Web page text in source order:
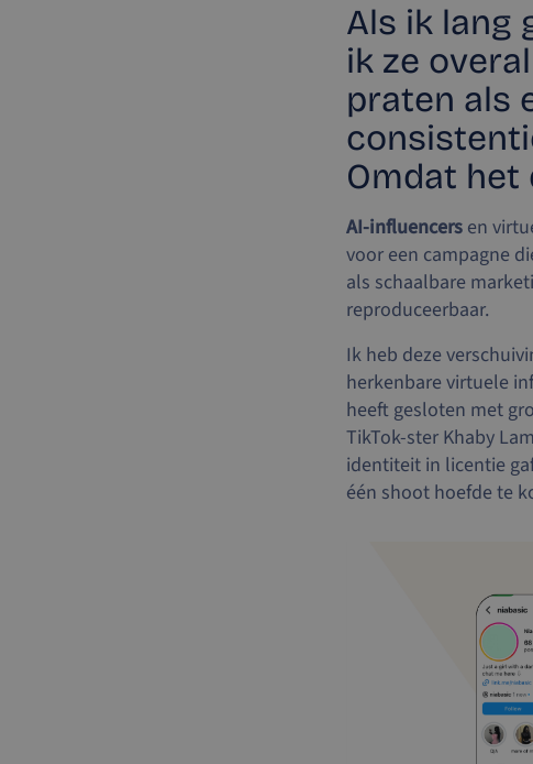
Als ik lang
ik ze
praten als
Omdat het
AI-influencers en
voor een campagne
als schaalbare
reproduceerbaar.
Ik heb deze
herkenbare virtuele
heeft gesloten met
TikTok-ster Khaby
identiteit in licentie
één shoot hoefde te